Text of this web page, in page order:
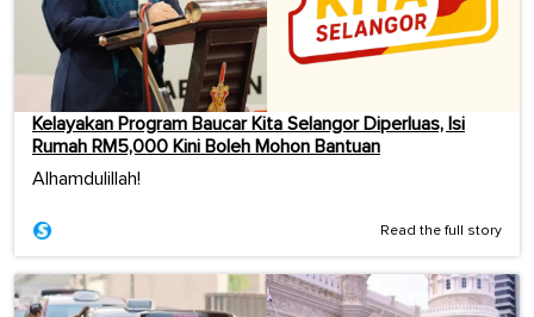
Kelayakan Program Baucar Kita Selangor Diperluas, Isi
Rumah RM5,000 Kini Boleh Mohon Bantuan
Alhamdulillah!
Read the full story